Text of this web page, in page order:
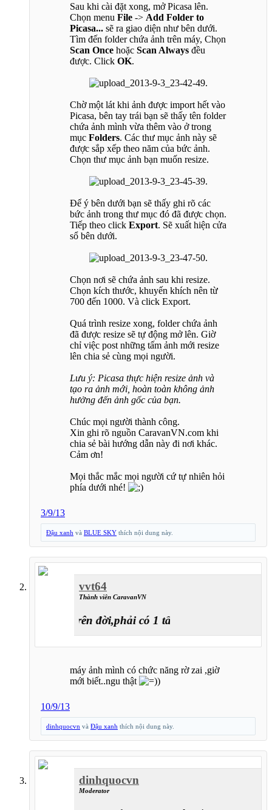
Sau khi cài đặt xong, mở Picasa lên.
Chọn menu File -> Add Folder to
Picasa... sẽ ra giao diện như bên dưới.
Tìm đến folder chứa ảnh trên máy, Chọn
Scan Once hoặc Scan Always đều
được. Click OK.
Chờ một lát khi ảnh được import hết vào
Picasa, bên tay trái bạn sẽ thấy tên folder
chứa ảnh mình vừa thêm vào ở trong
mục Folders. Các thư mục ảnh này sẽ
được sắp xếp theo năm của bức ảnh.
Chọn thư mục ảnh bạn muốn resize.
Để ý bên dưới bạn sẽ thấy ghi rõ các
bức ảnh trong thư mục đó đã được chọn.
Tiếp theo click Export. Sẽ xuất hiện cửa
sổ bên dưới.
Chọn nơi sẽ chứa ảnh sau khi resize.
Chọn kích thước, khuyến khích nên từ
700 đến 1000. Và click Export.
Quá trình resize xong, folder chứa ảnh
đã được resize sẽ tự động mở lên. Giờ
chỉ việc post những tấm ảnh mới resize
lên chia sẻ cùng mọi người.
Lưu ý: Picasa thực hiện resize ảnh và
tạo ra ảnh mới, hoàn toàn không ảnh
hưởng đến ảnh gốc của bạn.
Chúc mọi người thành công.
Xin ghi rõ nguồn CaravanVN.com khi
chia sẻ bài hướng dẫn này đi nơi khác.
Cảm ơn!
Mọi thắc mắc mọi người cứ tự nhiên hỏi
phía dưới nhé!
3/9/13
Đậu xanh và BLUE SKY thích nội dung này.
vvt64
Thành viên CaravanVN
sống trên đời,phải có 1 tấm chồng..quên..1
máy ảnh mình có chức năng rờ zai ,giờ
mới biết..ngu thật
10/9/13
dinhquocvn và Đậu xanh thích nội dung này.
dinhquocvn
Moderator